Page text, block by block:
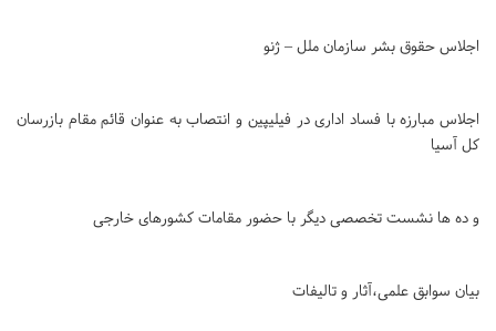
اجلاس حقوق بشر سازمان ملل – ژنو
اجلاس مبارزه با فساد اداری در فیلیپین و انتصاب به عنوان قائم مقام بازرسان
کل آسیا
و ده ها نشست تخصصی دیگر با حضور مقامات کشورهای خارجی
بیان سوابق علمی،آثار و تالیفات